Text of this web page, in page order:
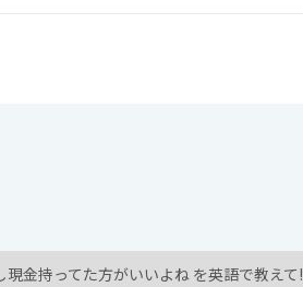
現金持ってた方がいいよね を英語で教えて!